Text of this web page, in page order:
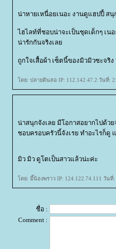
น่าหายเหนื่อยเนอะ งานดูแฮปปี้ สนุ
ไฮไลท์ที่ชอบน่าจะเป็นชุดเด็กๆ เน
น่ารักกันจริงเล
ถูกใจเสื้อผ้า เซ็ตนี้ของมิวมิวซะจริ
ดย: ปลายดินสอ IP: 112.142.47.2 วันที่:
น่าสนุกจังเลย มีโอกาสอยากไปด้
ชอบครอบครัวนี้จังเรย ทำอะไรก็ดู
มิว มิว ดูโตเป็นสาวแล้วน่ะค่ะ
ดย: มี๊น้องพราว IP: 124.122.74.111 วันที่:
ชื่อ :
Comment :